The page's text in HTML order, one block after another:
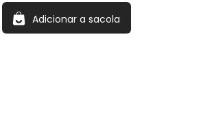
Adicionar a sacola